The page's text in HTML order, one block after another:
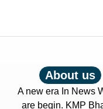
About us
A new era In News
are begin. KMP